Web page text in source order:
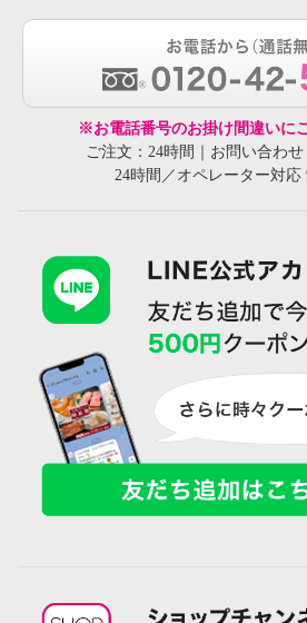
※お電話番号のお掛け間違いに
ご注文：24時間｜お問い合わ
24時間／オペレーター対応